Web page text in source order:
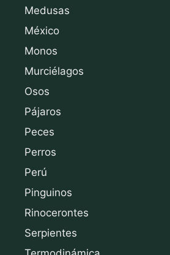
Medusas
México
Monos
Murciélagos
Osos
Pájaros
Peces
Perros
Perú
Pinguinos
Rinocerontes
Serpientes